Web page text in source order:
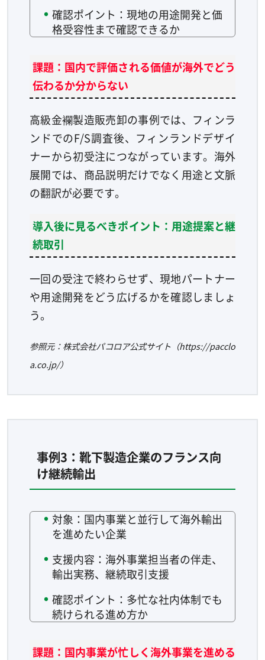
確認ポイント：現地の用途開発と価
格受容性まで確認できるか
課題：国内で評価される価値が海外でどう
伝わるか分からない
高級金襴製造販売卸の事例では、フィンラ
ンドでのF/S調査後、フィンランドデザイ
ナーから初受注につながっています。海外
展開では、商品説明だけでなく用途と文脈
の翻訳が必要です。
導入後に見るべきポイント：用途提案と継
続取引
一回の受注で終わらせず、現地パートナー
や用途開発をどう広げるかを確認しましょ
う。
参照元：株式会社パコロア公式サイト（https://pacclo
a.co.jp/）
事例3：靴下製造企業のフランス向
け継続輸出
対象：国内事業と並行して海外輸出
を進めたい企業
支援内容：海外事業担当者の伴走、
輸出実務、継続取引支援
確認ポイント：多忙な社内体制でも
続けられる進め方か
課題：国内事業が忙しく海外事業を進める